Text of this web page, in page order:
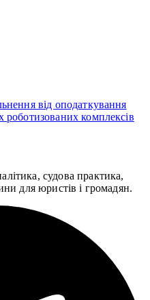
від оподаткування
роботизованих комплексів
судова практика,
для юристів і громадян.